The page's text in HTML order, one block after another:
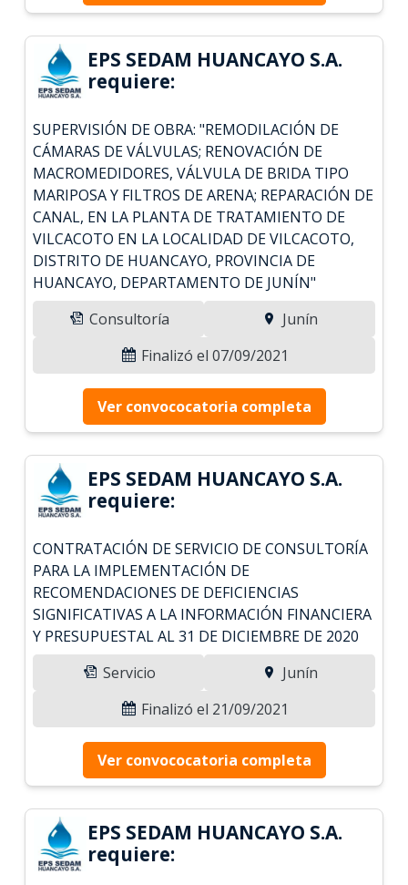
EPS SEDAM HUANCAYO S.A.
requiere:
SUPERVISIÓN DE OBRA: "REMODILACIÓN DE
CÁMARAS DE VÁLVULAS; RENOVACIÓN DE
MACROMEDIDORES, VÁLVULA DE BRIDA TIPO
MARIPOSA Y FILTROS DE ARENA; REPARACIÓN DE
CANAL, EN LA PLANTA DE TRATAMIENTO DE
VILCACOTO EN LA LOCALIDAD DE VILCACOTO,
DISTRITO DE HUANCAYO, PROVINCIA DE
HUANCAYO, DEPARTAMENTO DE JUNÍN"
Consultoría
Junín
Finalizó el 07/09/2021
Ver convococatoria completa
EPS SEDAM HUANCAYO S.A.
requiere:
CONTRATACIÓN DE SERVICIO DE CONSULTORÍA
PARA LA IMPLEMENTACIÓN DE
RECOMENDACIONES DE DEFICIENCIAS
SIGNIFICATIVAS A LA INFORMACIÓN FINANCIERA
Y PRESUPUESTAL AL 31 DE DICIEMBRE DE 2020
Servicio
Junín
Finalizó el 21/09/2021
Ver convococatoria completa
EPS SEDAM HUANCAYO S.A.
requiere: